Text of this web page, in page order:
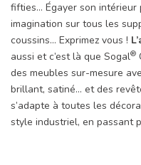
fifties… Égayer son intérieur
imagination sur tous les
coussins… Exprimez vous !
aussi et c’est là que Sogal®
des meubles sur-mesure
brillant, satiné… et des
s’adapte à toutes les
style industriel, en passant